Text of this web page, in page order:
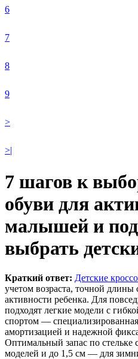
6
7
8
9
>
>|
7 шагов к
обуви для
малышей и
выбрать
Краткий ответ: Детские
учетом возраста, точной длины
активности ребенка. Для
подходят легкие модели с
спортом —
амортизацией и надежной
Оптимальный запас по стельке
моделей и до 1,5 см — для